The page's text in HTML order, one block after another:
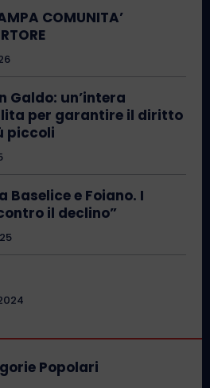
COMUNITA’
Galdo: un’intera
per garantire il diritto
piccoli
e Foiano. I
il declino”
Popolari